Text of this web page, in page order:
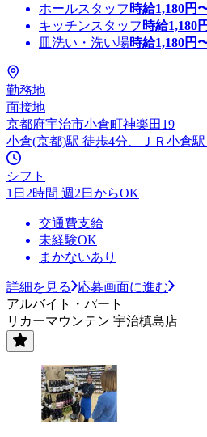
ホールスタッフ 時給1,180円
キッチンスタッフ 時給1,180
皿洗い・洗い場時給1,180円
勤務地
面接地
京都府宇治市小倉町神楽田19
小倉(京都)駅 徒歩4分、ＪＲ小倉
シフト
1日2時間 週2日からOK
交通費支給
未経験OK
まかないあり
詳細を見る
応募画面に進む
アルバイト・パート
リカーマウンテン 宇治槙島店